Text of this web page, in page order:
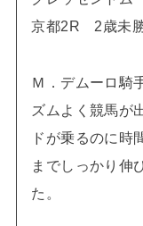
京都2R 2歳未
Ｍ．デムーロ騎
ズムよく競馬が
ドが乗るのに時
までしっかり伸
た。